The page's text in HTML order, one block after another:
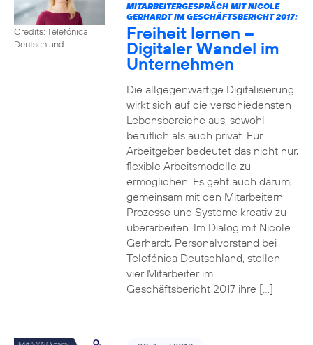
Credits: Telefónica
Deutschland
MITARBEITERGESPRÄCH MIT NICOLE
GERHARDT IM GESCHÄFTSBERICHT 2017:
Freiheit lernen –
Digitaler Wandel im
Unternehmen
Die allgegenwärtige Digitalisierung
wirkt sich auf die verschiedensten
Lebensbereiche aus, sowohl
beruflich als auch privat. Für
Arbeitgeber bedeutet das nicht nur,
flexible Arbeitsmodelle zu
ermöglichen. Es geht auch darum,
gemeinsam mit den Mitarbeitern
Prozesse und Systeme kreativ zu
überarbeiten. Im Dialog mit Nicole
Gerhardt, Personalvorstand bei
Telefónica Deutschland, stellen
vier Mitarbeiter im
Geschäftsbericht 2017 ihre […]